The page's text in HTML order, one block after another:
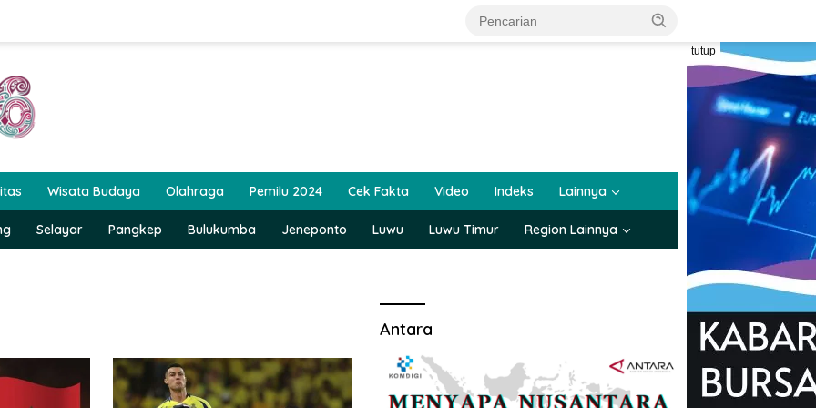
tutup
Wisata Budaya Olahraga Pemilu 2024 Cek Fakta Video Indeks Lainnya
Selayar Pangkep Bulukumba Jeneponto Luwu Luwu Timur Region Lainnya
Antara